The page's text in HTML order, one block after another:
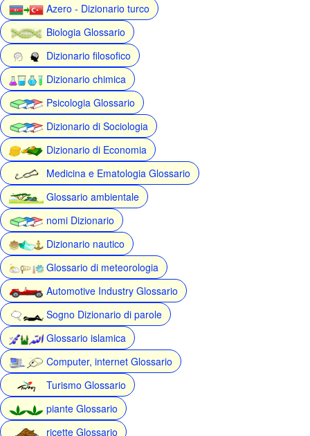
Azero - Dizionario turco
Biologia Glossario
Dizionario filosofico
Dizionario chimica
Psicologia Glossario
Dizionario di Sociologia
Dizionario di Economia
Medicina e Ematologia Glossario
Glossario ambientale
nomi Dizionario
Dizionario nautico
Glossario di meteorologia
Automotive Industry Glossario
Sogno Dizionario di parole
Glossario islamica
Computer, internet Glossario
Turismo Glossario
piante Glossario
ricette Glossario